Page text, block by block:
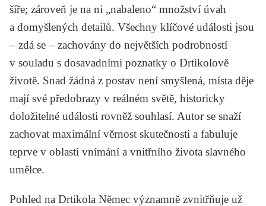
šíře; zároveň je na ni „nabaleno“ množství úvah
a domyšlených detailů. Všechny klíčové události jsou
– zdá se – zachovány do největších podrobností
v souladu s dosavadními poznatky o Drtikolově
životě. Snad žádná z postav není smyšlená, místa děje
mají své předobrazy v reálném světě, historicky
doložitelné události rovněž souhlasí. Autor se snaží
zachovat maximální věrnost skutečnosti a fabuluje
teprve v oblasti vnímání a vnitřního života slavného
umělce.
Pohled na Drtikola Němec významně zvnitřňuje už